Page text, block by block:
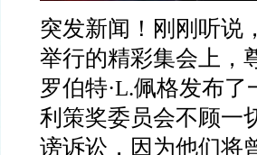
突发新闻！刚刚听说
举行的精彩集会上，
罗伯特·L.佩格发布
利策奖委员会不顾一
谤诉讼，因为他们将